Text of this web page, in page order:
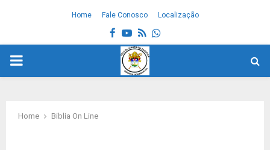
Home Fale Conosco Localização
Facebook
Youtube
RssWhatsapp
PRIMARY
Home Biblia On Line